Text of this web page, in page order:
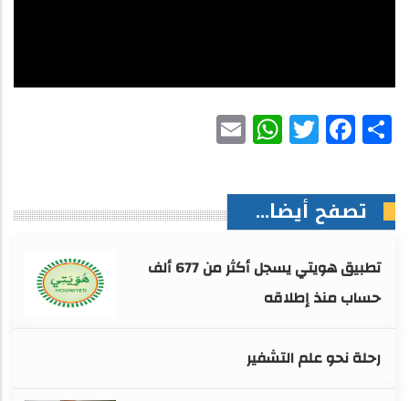
Share
Facebook
Twitter
WhatsApp
تصفح أيضا...
تطبيق هويتي يسجل أكثر من 677 ألف
حساب منذ إطلاقه
رحلة نحو علم التشفير